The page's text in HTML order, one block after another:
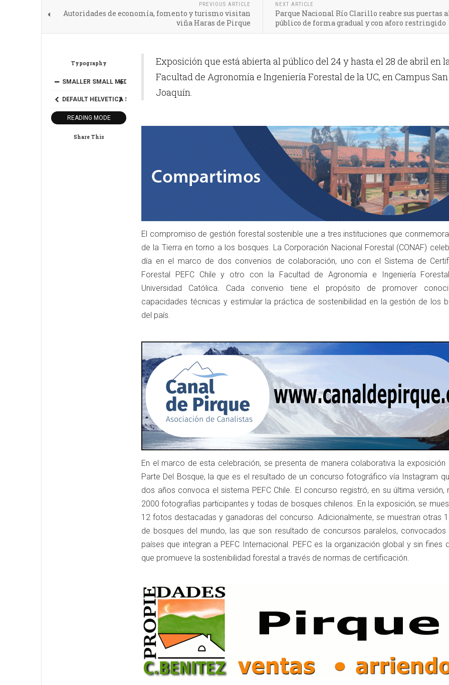
PREVIOUS ARTICLE
Autoridades de economía, fomento y turismo visitan
viña Haras de Pirque
NEXT ARTICLE
Parque Nacional Río Clarillo reabre sus puertas
público de forma gradual y con aforo restringido
Typography
SMALLER SMALL MEDIUM BIGGER
DEFAULT HELVETICA SEGOE TIMES
READING MODE
Share This
Exposición que está abierta al público del 24 y hasta el 28 de abril en
Facultad de Agronomía e Ingeniería Forestal de la UC, en Campus San
Joaquín.
El compromiso de gestión forestal sostenible une a tres instituciones que
de la Tierra en torno a los bosques. La Corporación Nacional Forestal (CONAF)
día en el marco de dos convenios de colaboración, uno con el Sistema de
Forestal PEFC Chile y otro con la Facultad de Agronomía e Ingeniería
Universidad Católica. Cada convenio tiene el propósito de promover
capacidades técnicas y estimular la práctica de sostenibilidad en la gestión de los
del país.
En el marco de esta celebración, se presenta de manera colaborativa la exposición
Parte Del Bosque, la que es el resultado de un concurso fotográfico vía Instagram
dos años convoca el sistema PEFC Chile. El concurso registró, en su última versión,
2000 fotografías participantes y todas de bosques chilenos. En la exposición, se
12 fotos destacadas y ganadoras del concurso. Adicionalmente, se muestran otras
de bosques del mundo, las que son resultado de concursos paralelos,
países que integran a PEFC Internacional. PEFC es la organización global y sin fines
que promueve la sostenibilidad forestal a través de normas de certificación.